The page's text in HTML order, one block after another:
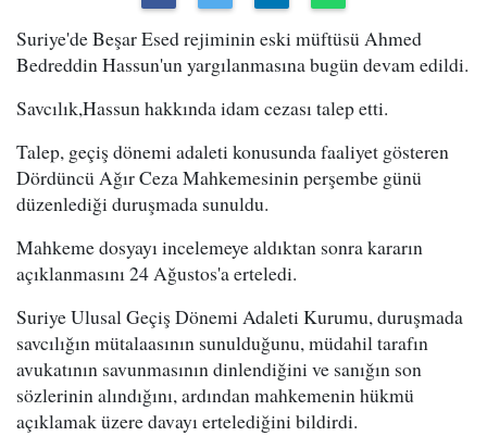
Suriye'de Beşar Esed rejiminin eski müftüsü Ahmed
Bedreddin Hassun'un yargılanmasına bugün devam edildi.
Savcılık,Hassun hakkında idam cezası talep etti.
Talep, geçiş dönemi adaleti konusunda faaliyet gösteren
Dördüncü Ağır Ceza Mahkemesinin perşembe günü
düzenlediği duruşmada sunuldu.
Mahkeme dosyayı incelemeye aldıktan sonra kararın
açıklanmasını 24 Ağustos'a erteledi.
Suriye Ulusal Geçiş Dönemi Adaleti Kurumu, duruşmada
savcılığın mütalaasının sunulduğunu, müdahil tarafın
avukatının savunmasının dinlendiğini ve sanığın son
sözlerinin alındığını, ardından mahkemenin hükmü
açıklamak üzere davayı ertelediğini bildirdi.